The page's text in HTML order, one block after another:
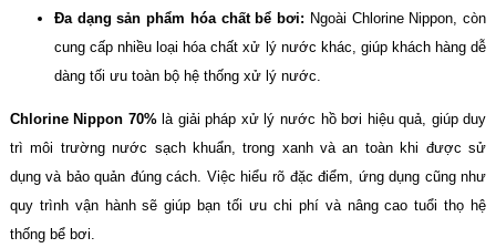
Đa dạng sản phẩm hóa chất bể bơi: Ngoài Chlorine Nippon, còn
cung cấp nhiều loại hóa chất xử lý nước khác, giúp khách hàng dễ
dàng tối ưu toàn bộ hệ thống xử lý nước.
Chlorine Nippon 70%là giải pháp xử lý nước hồ bơi hiệu quả, giúp duy
trì môi trường nước sạch khuẩn, trong xanh và an toàn khi được sử
dụng và bảo quản đúng cách. Việc hiểu rõ đặc điểm, ứng dụng cũng như
quy trình vận hành sẽ giúp bạn tối ưu chi phí và nâng cao tuổi thọ hệ
thống bể bơi.